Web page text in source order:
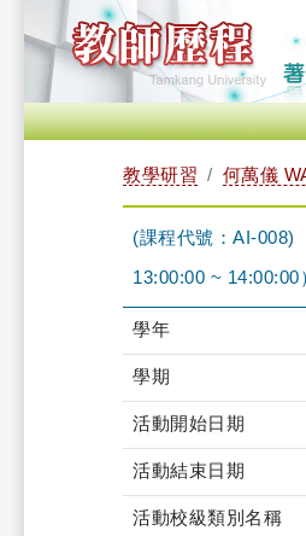
教學研習 何萬儀
(課程代號：AI-008)
13:00:00 ~ 14:00:00
學年
學期
活動開始日期
活動結束日期
活動校級類別名稱